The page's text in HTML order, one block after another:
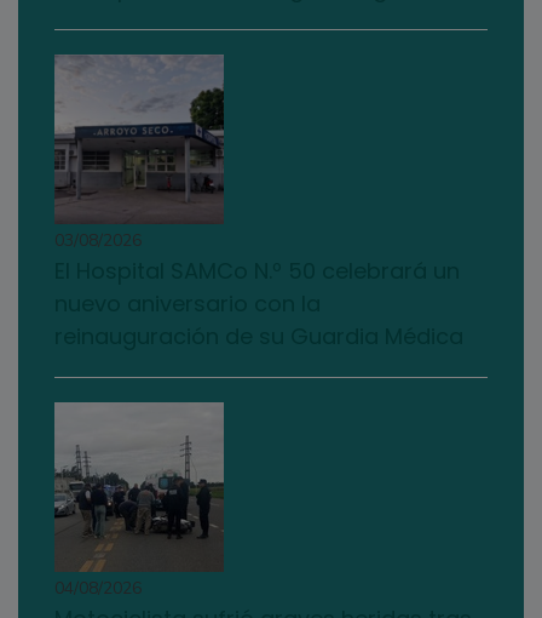
03/08/2026
04/08/2026